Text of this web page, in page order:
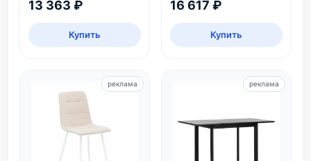
13 363 ₽
Купить
16 617 ₽
Купить
реклама реклама